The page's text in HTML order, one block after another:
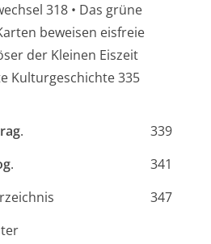
318 • Das grüne
beweisen eisfreie
der Kleinen Eiszeit
Kulturgeschichte 335
.
339
.
341
347